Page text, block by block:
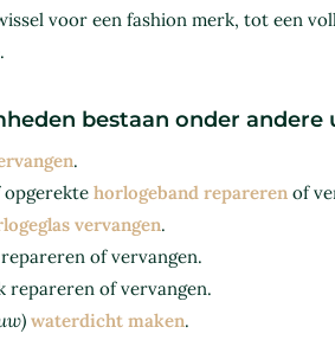
voor een fashion merk, tot een
bestaan onder andere
.
opgerekte horlogeband repareren of
vervangen.
of vervangen.
repareren of vervangen.
waterdicht maken.